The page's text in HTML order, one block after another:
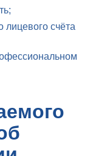
лицевого счёта